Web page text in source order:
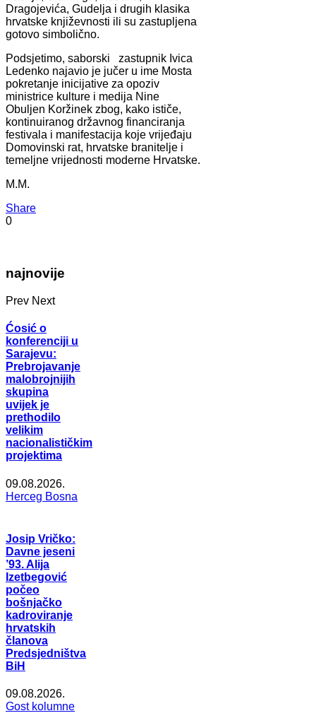
Dragojevića, Gudelja i drugih klasika
hrvatske književnosti ili su zastupljena
gotovo simbolično.
Podsjetimo, saborski zastupnik Ivica
Ledenko najavio je jučer u ime Mosta
pokretanje inicijative za opoziv
ministrice kulture i medija Nine
Obuljen Koržinek zbog, kako ističe,
kontinuiranog državnog financiranja
festivala i manifestacija koje vrijeđaju
Domovinski rat, hrvatske branitelje i
temeljne vrijednosti moderne Hrvatske.
M.M.
Share
0
najnovije
Prev Next
Ćosić o
konferenciji u
Sarajevu:
Prebrojavanje
malobrojnijih
skupina
uvijek je
prethodilo
velikim
nacionalističkim
projektima
09.08.2026.
Herceg Bosna
Josip Vričko:
Davne jeseni
’93. Alija
Izetbegović
počeo
bošnjačko
kadroviranje
hrvatskih
članova
Predsjedništva
BiH
09.08.2026.
Gost kolumne